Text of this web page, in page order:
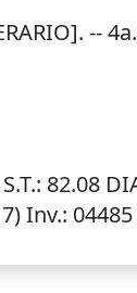
--
S.T.: 82.08
Inv.: 04485